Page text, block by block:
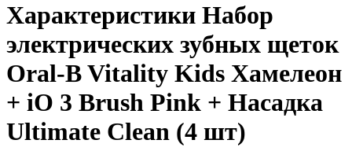
Характеристики Набор
электрических зубных щеток
Oral-B Vitality Kids Хамелеон
+ iO 3 Brush Pink + Насадка
Ultimate Clean (4 шт)